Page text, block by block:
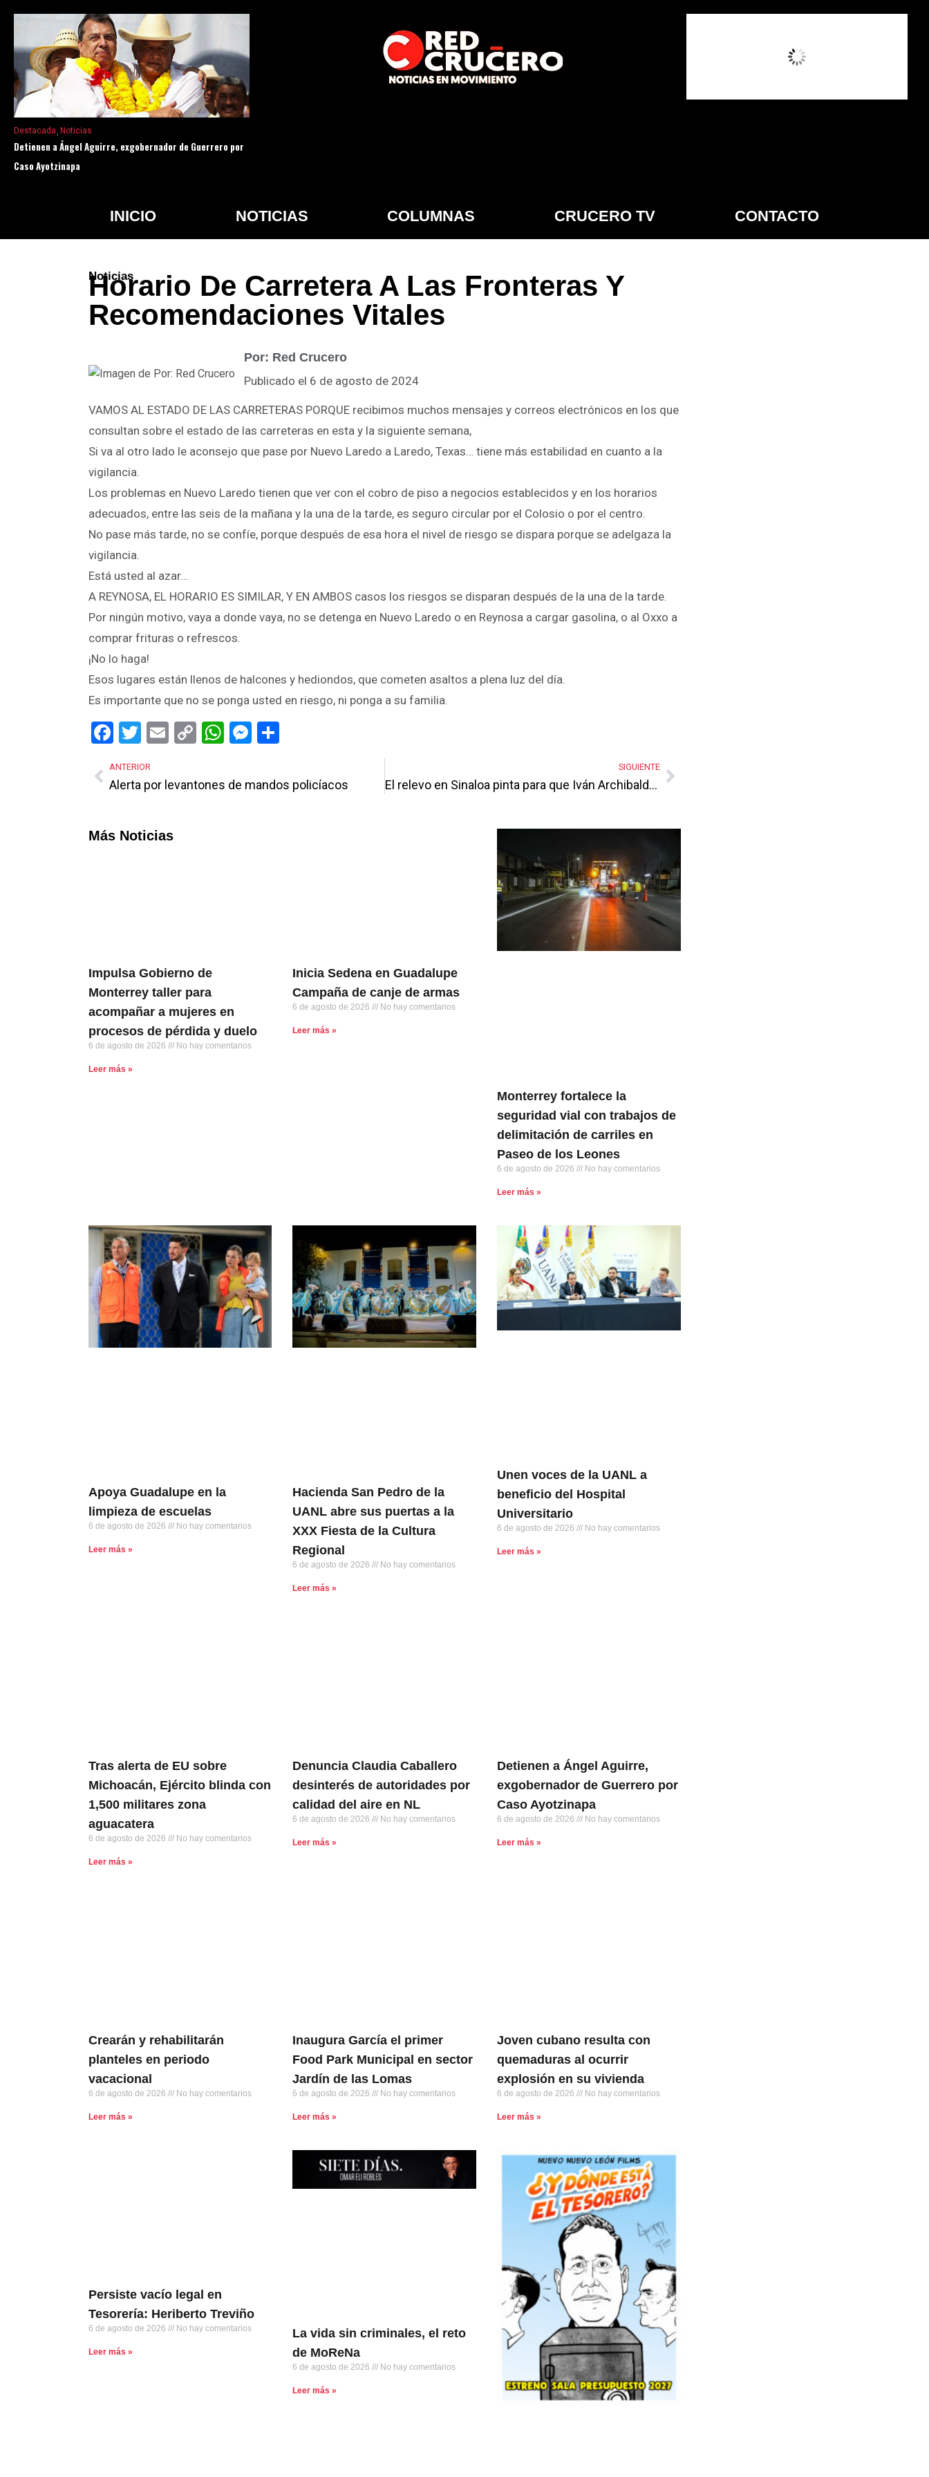
Destacada Noticias
Detienen a Ángel Aguirre, exgobernador de Guerrero por
Caso Ayotzinapa
INICIO NOTICIAS COLUMNAS CRUCERO TV CONTACTO
Noticias
Horario De Carretera A Las Fronteras Y
Recomendaciones Vitales
Por: Red Crucero
Publicado el 6 de agosto de 2024
VAMOS AL ESTADO DE LAS CARRETERAS PORQUE recibimos muchos mensajes y correos electrónicos en los que
consultan sobre el estado de las carreteras en esta y la siguiente semana,
Si va al otro lado le aconsejo que pase por Nuevo Laredo a Laredo, Texas… tiene más estabilidad en cuanto a la
vigilancia.
Los problemas en Nuevo Laredo tienen que ver con el cobro de piso a negocios establecidos y en los horarios
adecuados, entre las seis de la mañana y la una de la tarde, es seguro circular por el Colosio o por el centro.
No pase más tarde, no se confíe, porque después de esa hora el nivel de riesgo se dispara porque se adelgaza la
vigilancia.
Está usted al azar…
A REYNOSA, EL HORARIO ES SIMILAR, Y EN AMBOS casos los riesgos se disparan después de la una de la tarde.
Por ningún motivo, vaya a donde vaya, no se detenga en Nuevo Laredo o en Reynosa a cargar gasolina, o al Oxxo a
comprar frituras o refrescos.
¡No lo haga!
Esos lugares están llenos de halcones y hediondos, que cometen asaltos a plena luz del día.
Es importante que no se ponga usted en riesgo, ni ponga a su familia.
Facebook
Twitter
EmailCopyWhatsApp
Messenger
Share
ANTERIOR
Alerta por levantones de mandos policíacos
SIGUIENTE
El relevo en Sinaloa pinta para que Iván Archibaldo sea el Michael Corleone
Más Noticias
Impulsa Gobierno de
Monterrey taller para
acompañar a mujeres en
procesos de pérdida y duelo
6 de agosto de 2026 No hay comentarios
Leer más »
Inicia Sedena en Guadalupe
Campaña de canje de armas
6 de agosto de 2026 No hay comentarios
Leer más »
Monterrey fortalece la
seguridad vial con trabajos de
delimitación de carriles en
Paseo de los Leones
6 de agosto de 2026 No hay comentarios
Leer más »
Apoya Guadalupe en la
limpieza de escuelas
6 de agosto de 2026 No hay comentarios
Leer más »
Hacienda San Pedro de la
UANL abre sus puertas a la
XXX Fiesta de la Cultura
Regional
6 de agosto de 2026 No hay comentarios
Leer más »
Unen voces de la UANL a
beneficio del Hospital
Universitario
6 de agosto de 2026 No hay comentarios
Leer más »
Tras alerta de EU sobre
Michoacán, Ejército blinda con
1,500 militares zona
aguacatera
6 de agosto de 2026 No hay comentarios
Leer más »
Denuncia Claudia Caballero
desinterés de autoridades por
calidad del aire en NL
6 de agosto de 2026 No hay comentarios
Leer más »
Detienen a Ángel Aguirre,
exgobernador de Guerrero por
Caso Ayotzinapa
6 de agosto de 2026 No hay comentarios
Leer más »
Crearán y rehabilitarán
planteles en periodo
vacacional
6 de agosto de 2026 No hay comentarios
Leer más »
Inaugura García el primer
Food Park Municipal en sector
Jardín de las Lomas
6 de agosto de 2026 No hay comentarios
Leer más »
Joven cubano resulta con
quemaduras al ocurrir
explosión en su vivienda
6 de agosto de 2026 No hay comentarios
Leer más »
Persiste vacío legal en
Tesorería: Heriberto Treviño
6 de agosto de 2026 No hay comentarios
Leer más »
La vida sin criminales, el reto
de MoReNa
6 de agosto de 2026 No hay comentarios
Leer más »